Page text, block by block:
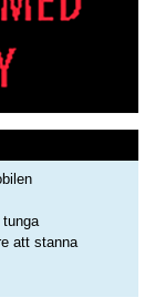
att stanna